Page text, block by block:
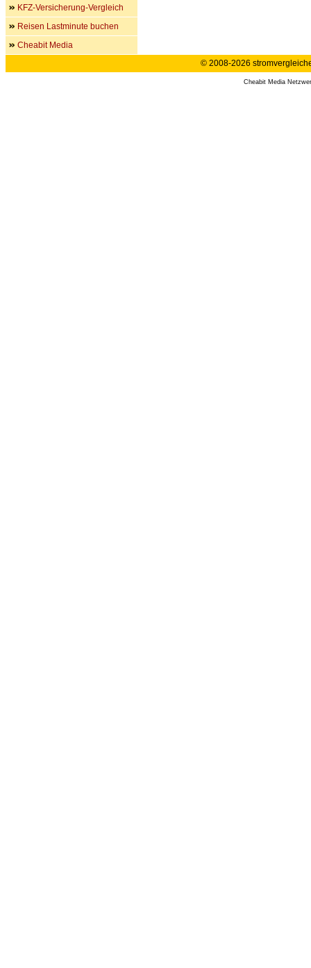
KFZ-Versicherung-Vergleich
Reisen Lastminute buchen
Cheabit Media
© 2008-2026
Cheabit Media